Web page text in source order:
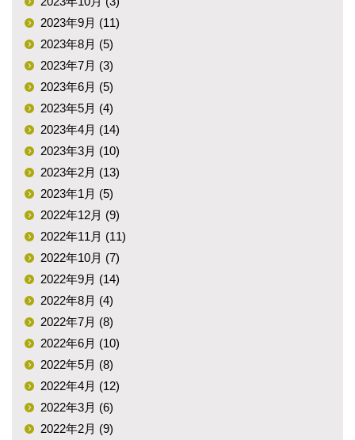
2023年9月 (11)
2023年8月 (5)
2023年7月 (3)
2023年6月 (5)
2023年5月 (4)
2023年4月 (14)
2023年3月 (10)
2023年2月 (13)
2023年1月 (5)
2022年12月 (9)
2022年11月 (11)
2022年10月 (7)
2022年9月 (14)
2022年8月 (4)
2022年7月 (8)
2022年6月 (10)
2022年5月 (8)
2022年4月 (12)
2022年3月 (6)
2022年2月 (9)